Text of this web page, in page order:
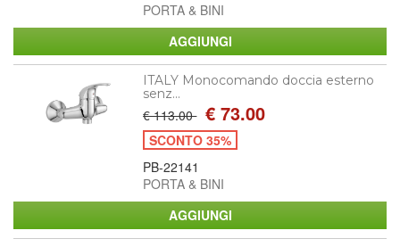
PORTA & BINI
ITALY Monocomando doccia esterno
senz...
€ 113.00 € 73.00
SCONTO 35%
PB-22141
PORTA & BINI